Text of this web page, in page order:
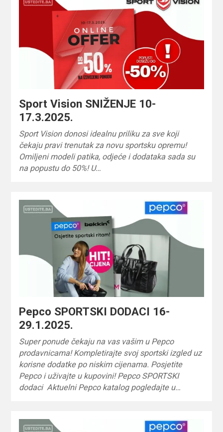
Sport Vision SNIŽENJE 10-
17.3.2025.
Sport Vision donosi idealnu priliku za sve koji
čekaju pravi trenutak za novu sportsku opremu!
Omiljeni modeli patika, odjeće i dodataka sada su
na popustu do 50%! U…
Pepco SPORTSKI DODACI 16-
29.1.2025.
Super ponude čekaju na vas vašim u Pepco
prodavnicama! Kompletirajte svoj sportski izgled uz
korisne dodatke po niskim cijenama. Posjetite
Pepco i uživajte u kupovini! Pepco SPORTSKI
dodaci Aktuelni Pepco katalog pogledajte u…